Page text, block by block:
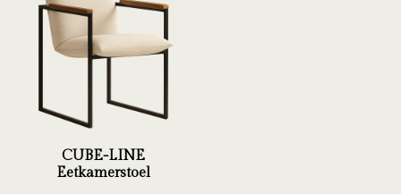
CUBE-LINE
Eetkamerstoel